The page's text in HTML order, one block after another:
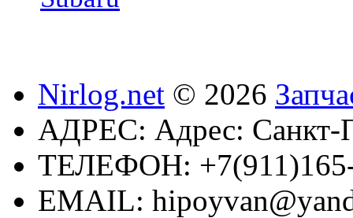
Nirlog.net © 2026
АДРЕС: Адрес: Санкт-
ТЕЛЕФОН:
EMAIL: